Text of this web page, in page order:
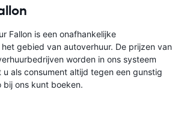
Fallon is een onafhankelijke
gebied van autoverhuur. De prijzen van
worden in ons systeem
als consument altijd tegen een gunstig
bij ons kunt boeken.